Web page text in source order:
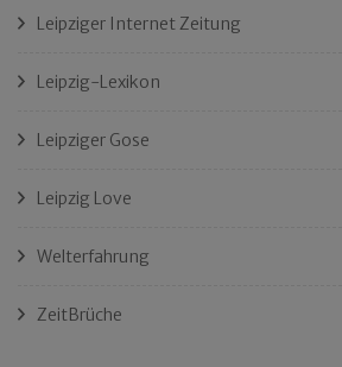
Leipziger Internet Zeitung
Leipzig-Lexikon
Leipziger Gose
Leipzig Love
Welterfahrung
ZeitBrüche